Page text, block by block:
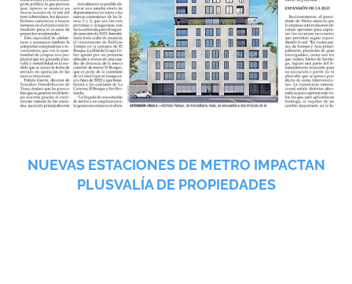
NUEVAS ESTACIONES DE METRO IMPACTAN
PLUSVALÍA DE PROPIEDADES